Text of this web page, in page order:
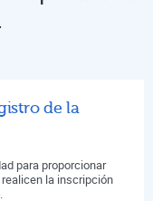
de la
para proporcionar
la inscripción